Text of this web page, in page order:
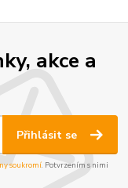
akce a
Přihlásit se
soukromí. Potvrzením s nimi